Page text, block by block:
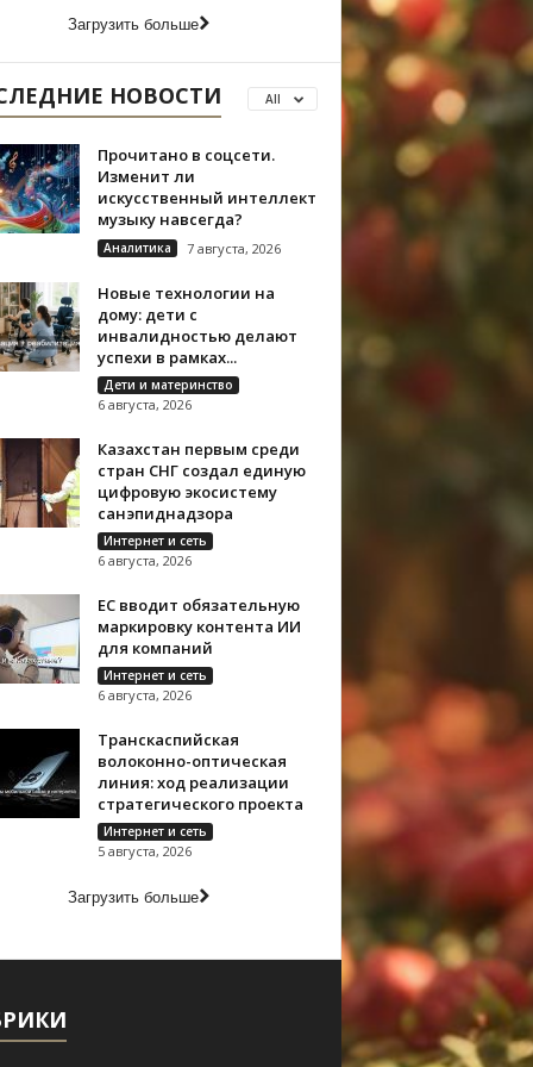
Загрузить больше
НОВОСТИ All
Прочитано в соцсети.
Изменит ли
искусственный интеллект
музыку навсегда?
Аналитика 7 августа, 2026
Новые технологии на
дому: дети с
инвалидностью делают
успехи в рамках...
Дети и материнство
6 августа, 2026
Казахстан первым среди
стран СНГ создал единую
цифровую экосистему
санэпиднадзора
Интернет и сеть
6 августа, 2026
ЕС вводит обязательную
маркировку контента ИИ
для компаний
Интернет и сеть
6 августа, 2026
Транскаспийская
волоконно-оптическая
линия: ход реализации
стратегического проекта
Интернет и сеть
5 августа, 2026
Загрузить больше